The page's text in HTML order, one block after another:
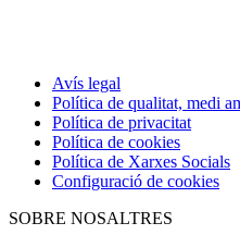
Avís legal
Política de qualitat, medi
Política de privacitat
Política de cookies
Política de Xarxes Socials
Configuració de cookies
SOBRE NOSALTRES